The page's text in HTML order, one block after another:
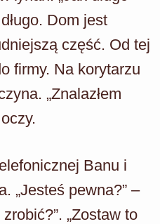
Dom jest
część. Od tej
firmy. Na korytarzu
„Znalazłem
Banu i
„Jesteś pewna?” –
„Zostaw to